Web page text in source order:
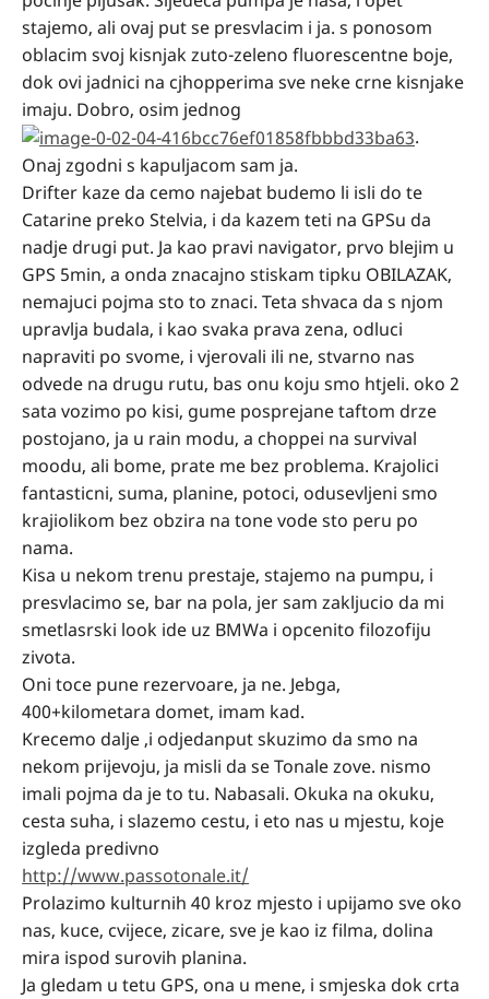
stajemo, ali ovaj put se presvlacim i ja. s ponosom
oblacim svoj kisnjak zuto-zeleno fluorescentne boje,
dok ovi jadnici na cjhopperima sve neke crne kisnjake
imaju. Dobro, osim jednog
.
Onaj zgodni s kapuljacom sam ja.
Drifter kaze da cemo najebat budemo li isli do te
Catarine preko Stelvia, i da kazem teti na GPSu da
nadje drugi put. Ja kao pravi navigator, prvo blejim u
GPS 5min, a onda znacajno stiskam tipku OBILAZAK,
nemajuci pojma sto to znaci. Teta shvaca da s njom
upravlja budala, i kao svaka prava zena, odluci
napraviti po svome, i vjerovali ili ne, stvarno nas
odvede na drugu rutu, bas onu koju smo htjeli. oko 2
sata vozimo po kisi, gume posprejane taftom drze
postojano, ja u rain modu, a choppei na survival
moodu, ali bome, prate me bez problema. Krajolici
fantasticni, suma, planine, potoci, odusevljeni smo
krajiolikom bez obzira na tone vode sto peru po
nama.
Kisa u nekom trenu prestaje, stajemo na pumpu, i
presvlacimo se, bar na pola, jer sam zakljucio da mi
smetlasrski look ide uz BMWa i opcenito filozofiju
zivota.
Oni toce pune rezervoare, ja ne. Jebga,
400+kilometara domet, imam kad.
Krecemo dalje ,i odjedanput skuzimo da smo na
nekom prijevoju, ja misli da se Tonale zove. nismo
imali pojma da je to tu. Nabasali. Okuka na okuku,
cesta suha, i slazemo cestu, i eto nas u mjestu, koje
izgleda predivno
http://www.passotonale.it/
Prolazimo kulturnih 40 kroz mjesto i upijamo sve oko
nas, kuce, cvijece, zicare, sve je kao iz filma, dolina
mira ispod surovih planina.
Ja gledam u tetu GPS, ona u mene, i smjeska dok crta